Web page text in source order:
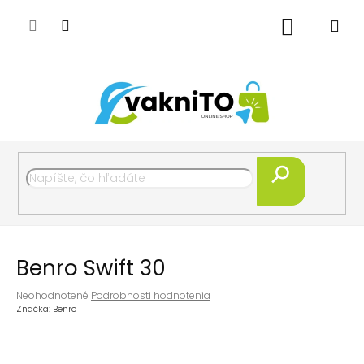
Hľadať
Nákupný
Benro Swift 30
Priemerné
hodnotenie
Neohodnotené Podrobnosti hodnotenia
Značka: Benro